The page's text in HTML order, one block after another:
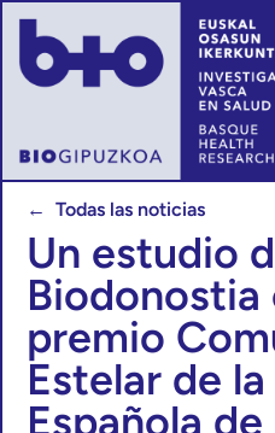
← Todas las noticias
Un estudio
Biodonostia
premio
Estelar de
Española